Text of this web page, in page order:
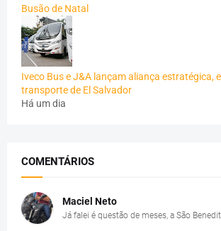
Busão de Natal
Iveco Bus e J&A lançam aliança estratégica,
transporte de El Salvador
Há um dia
COMENTÁRIOS
Maciel Neto
Já falei é questão de meses, a São